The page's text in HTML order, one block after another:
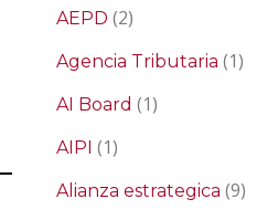
AEPD (2)
Agencia Tributaria (1)
AI Board (1)
AIPI (1)
Alianza estrategica (9)